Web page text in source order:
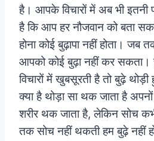
है। आपके विचारों में अब भी इतनी
है कि आप हर नौजवान को बता
होना कोई बुढ़ापा नहीं होता।
आपको कोई बुढ़ा नहीं कर सकता।
विचारों में खुबसूरती है तो बुढ़े
क्या है थोड़ा सा थक जाता है
शरीर थक जाता है, लेकिन सोच
तक सोच नहीं थकती हम बुढ़े नहीं